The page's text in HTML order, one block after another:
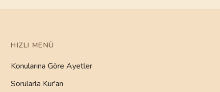
HIZLI MENÜ
Konularına Göre Ayetler
Sorularla Kur'an